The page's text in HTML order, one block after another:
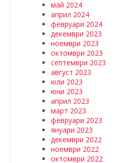
май 2024
април 2024
февруари 2024
декември 2023
ноември 2023
октомври 2023
септември 2023
август 2023
юли 2023
юни 2023
април 2023
март 2023
февруари 2023
януари 2023
декември 2022
ноември 2022
октомври 2022